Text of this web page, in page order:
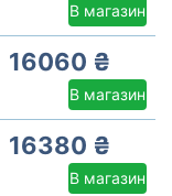
В магазин
16060 ₴
В магазин
16380 ₴
В магазин